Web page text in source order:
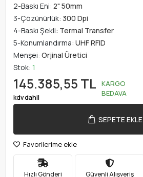
2-Baskı Eni: 2" 50mm
3-Çözünürlük: 300 Dpi
4-Baskı Şekli: Termal Transfer
5-Konumlandırma: UHF RFID
Menşei: Orjinal Üretici
Stok: 1
145.385,55 TL
kdv dahil
KARGO
BEDAVA
SEPETE EKLE
Favorilerime ekle
Hızlı Gönderi Güvenli Alışveriş